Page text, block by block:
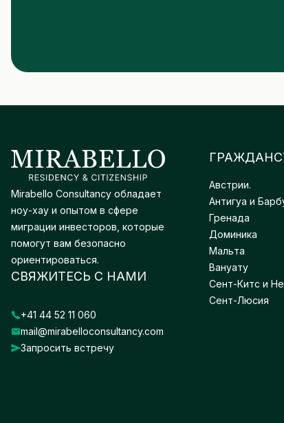
Mirabello Consultancy обладает
ноу-хау и опытом в сфере
миграции инвесторов, которые
помогут вам безопасно
ориентироваться.
СВЯЖИТЕСЬ С НАМИ
+41 44 52 11 060
mail@mirabelloconsultancy.com
Запросить встречу
Австрии.
Антигуа и
Гренада
Доминика
Мальта
Вануату
Сент-Китс и
Сент-Люсия